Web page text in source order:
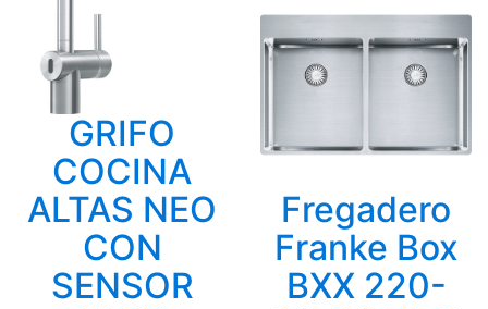
GRIFO
COCINA
ALTAS NEO
CON
SENSOR
Fregadero
Franke Box
BXX 220-